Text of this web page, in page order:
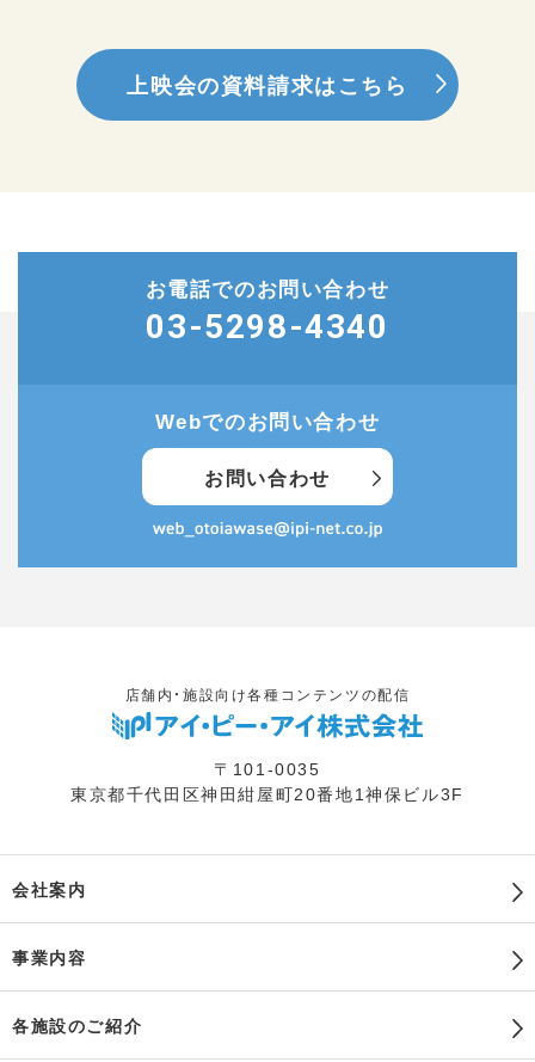
上映会の資料請求はこちら
お電話でのお問い合わせ
03-5298-4340
Webでのお問い合わせ
お問い合わせ
店舗内・施設向け各種コンテンツの配信
〒101-0035
東京都千代田区神田紺屋町20番地1神保ビル3F
会社案内
事業内容
各施設のご紹介